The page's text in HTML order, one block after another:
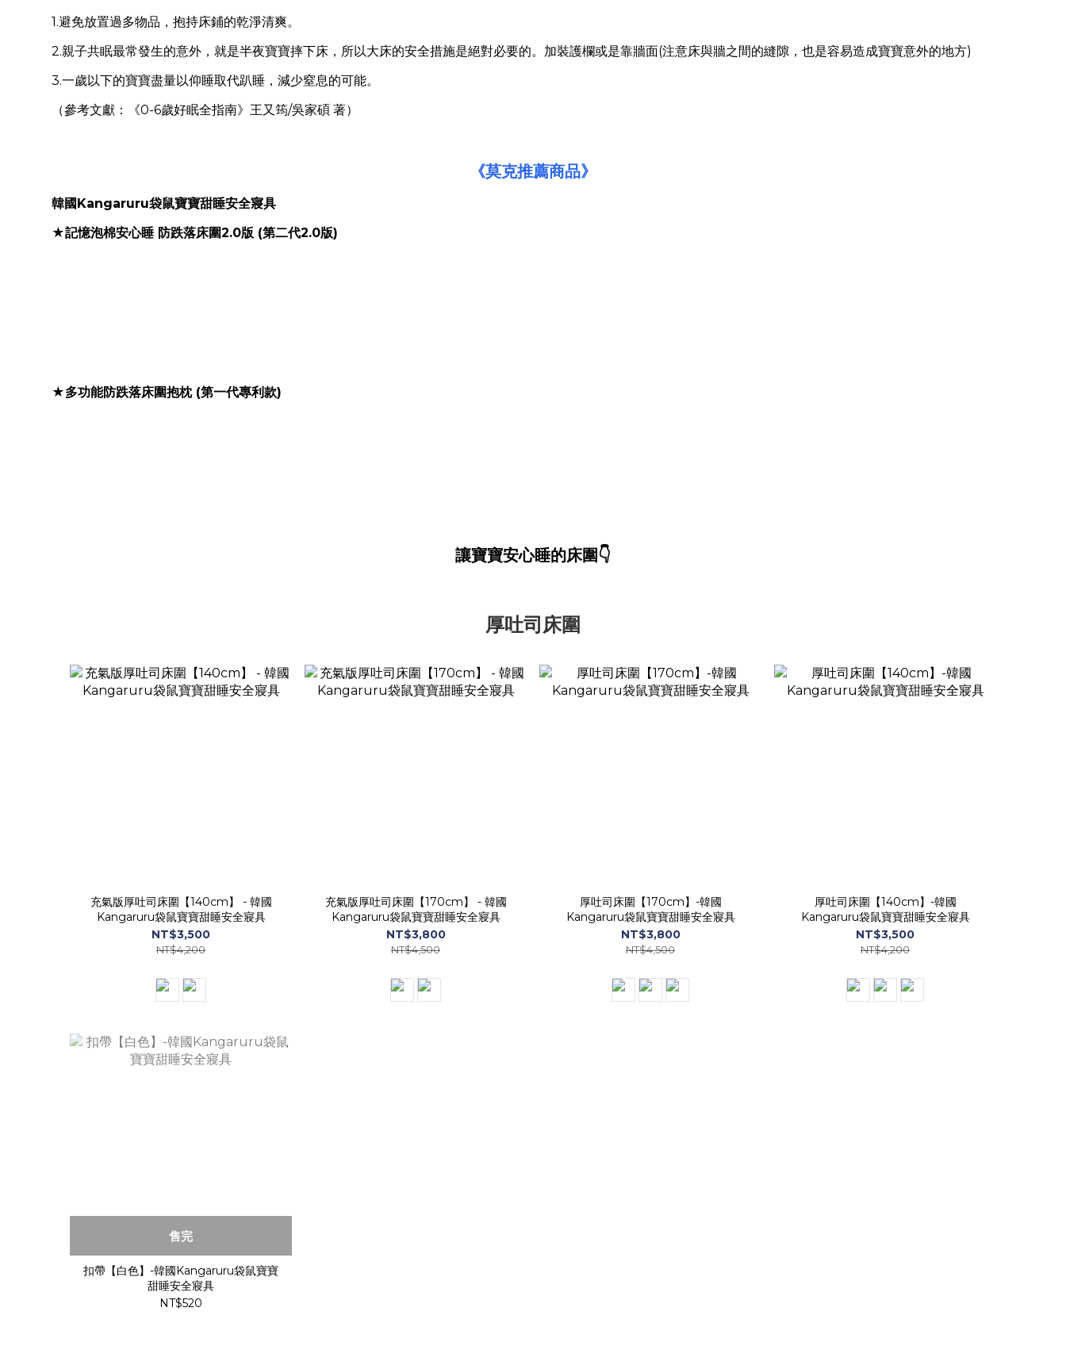
1.避免放置過多物品，抱持床鋪的乾淨清爽。
2.親子共眠最常發生的意外，就是半夜寶寶摔下床，所以大床的安全措施是絕對必要的。加裝護欄或是靠牆面(注意床與牆之間的縫隙，也是容易造成寶寶意外的地方)
3.一歲以下的寶寶盡量以仰睡取代趴睡，減少窒息的可能。
（參考文獻：《0-6歲好眠全指南》王又筠/吳家碩 著）
《莫克推薦商品》
韓國Kangaruru袋鼠寶寶甜睡安全寢具
★記憶泡棉安心睡 防跌落床圍2.0版 (第二代2.0版)
★多功能防跌落床圍抱枕 (第一代專利款)
讓寶寶安心睡的床圍👇
厚吐司床圍
充氣版厚吐司床圍【140cm】 - 韓國
Kangaruru袋鼠寶寶甜睡安全寢具
NT$3,500
NT$4,200
充氣版厚吐司床圍【170cm】 - 韓國
Kangaruru袋鼠寶寶甜睡安全寢具
NT$3,800
NT$4,500
厚吐司床圍【170cm】-韓國
Kangaruru袋鼠寶寶甜睡安全寢具
NT$3,800
NT$4,500
厚吐司床圍【140cm】-韓國
Kangaruru袋鼠寶寶甜睡安全寢具
NT$3,500
NT$4,200
售完
扣帶【白色】-韓國Kangaruru袋鼠寶寶
甜睡安全寢具
NT$520